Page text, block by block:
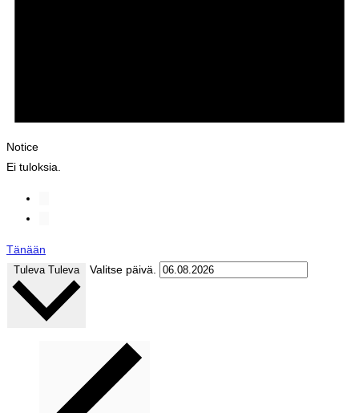
Notice
Ei tuloksia.
Tänään
Tuleva Tuleva Valitse päivä.